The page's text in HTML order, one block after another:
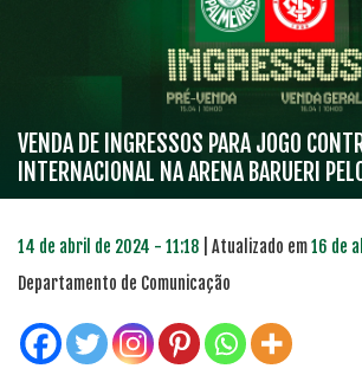
VENDA DE INGRESSOS PARA JOGO
INTERNACIONAL NA ARENA BARUERI
14 de abril de 2024 - 11:18 | Atualizado em16 de
Departamento de Comunicação